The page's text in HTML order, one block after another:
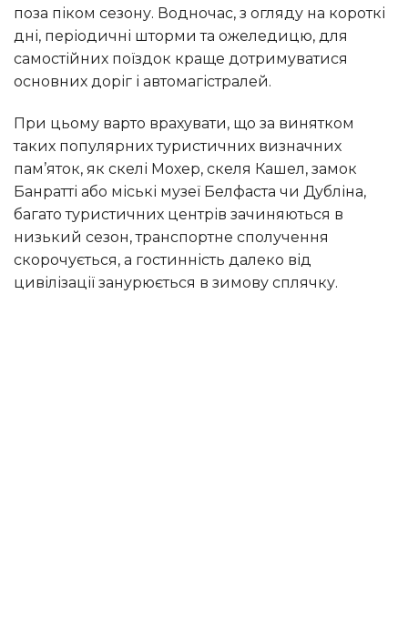
поза піком сезону. Водночас, з огляду на короткі
дні, періодичні шторми та ожеледицю, для
самостійних поїздок краще дотримуватися
основних доріг і автомагістралей.
При цьому варто врахувати, що за винятком
таких популярних туристичних визначних
пам’яток, як скелі Мохер, скеля Кашел, замок
Банратті або міські музеї Белфаста чи Дубліна,
багато туристичних центрів зачиняються в
низький сезон, транспортне сполучення
скорочується, а гостинність далеко від
цивілізації занурюється в зимову сплячку.